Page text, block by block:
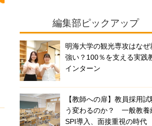
編集部ピックアップ
明海大学の観光専攻はなぜ
強い？100％を支える実践
インターン
【教師への扉】教員採用
う変わるのか？ 一般教養
SPI導入、面接重視の時代